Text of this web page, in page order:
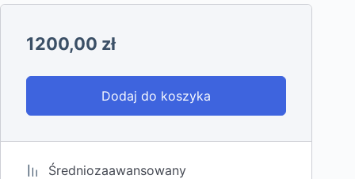
1200,00 zł
Dodaj do koszyka
Średniozaawansowany